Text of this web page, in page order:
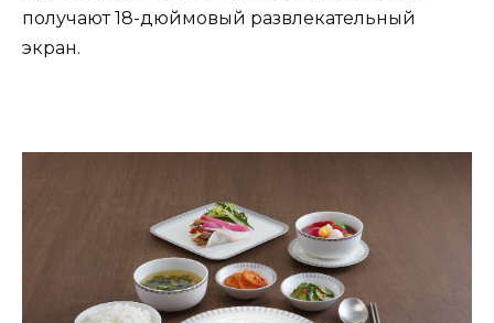
получают 18-дюймовый развлекательный
экран.